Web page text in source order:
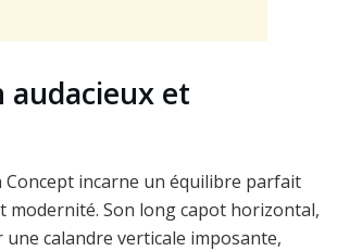
audacieux et
Concept incarne un équilibre parfait
modernité. Son long capot horizontal,
calandre verticale imposante,